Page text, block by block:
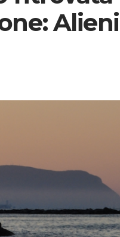
Alieni
per
abbracciano la
god 9 mesi ago